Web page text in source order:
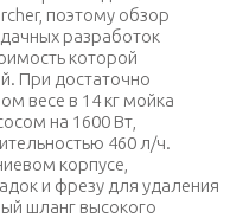
поэтому обзор
разработок
которой
При достаточно
весе в 14 кг мойка
на 1600 Вт,
460 л/ч.
корпусе,
и фрезу для удаления
шланг высокого